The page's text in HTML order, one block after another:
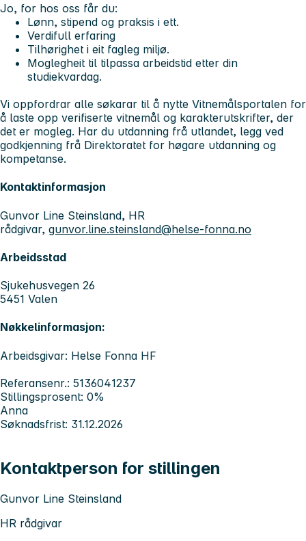
Jo, for hos oss får du:
Lønn, stipend og praksis i ett.
Verdifull erfaring
Tilhørighet i eit fagleg miljø.
Moglegheit til tilpassa arbeidstid etter din
studiekvardag.
Vi oppfordrar alle søkarar til å nytte Vitnemålsportalen for
å laste opp verifiserte vitnemål og karakterutskrifter, der
det er mogleg. Har du utdanning frå utlandet, legg ved
godkjenning frå Direktoratet for høgare utdanning og
kompetanse.
Kontaktinformasjon
Gunvor Line Steinsland, HR
rådgivar, gunvor.line.steinsland@helse-fonna.no
Arbeidsstad
Sjukehusvegen 26
5451 Valen
Nøkkelinformasjon:
Arbeidsgivar: Helse Fonna HF
Referansenr.: 5136041237
Stillingsprosent: 0%
Anna
Søknadsfrist: 31.12.2026
Kontaktperson for stillingen
Gunvor Line Steinsland
HR rådgivar